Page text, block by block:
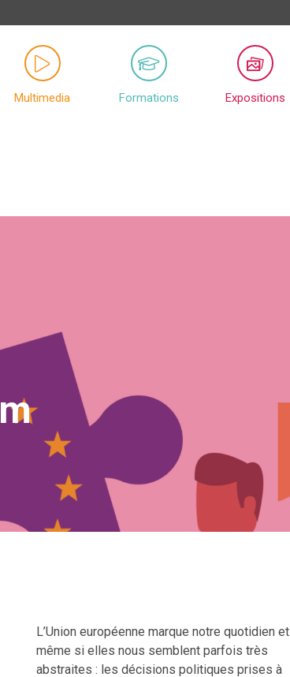
Multimedia Formations Expositions
L’Union européenne marque notre quotidien et
même si elles nous semblent parfois très
abstraites : les décisions politiques prises à